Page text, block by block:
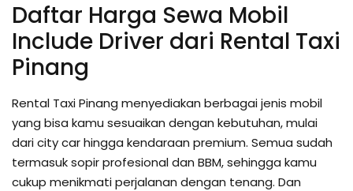
Daftar Harga Sewa Mobil
Include Driver dari Rental Taxi
Pinang
Rental Taxi Pinang menyediakan berbagai jenis mobil
yang bisa kamu sesuaikan dengan kebutuhan, mulai
dari city car hingga kendaraan premium. Semua sudah
termasuk sopir profesional dan BBM, sehingga kamu
cukup menikmati perjalanan dengan tenang. Dan